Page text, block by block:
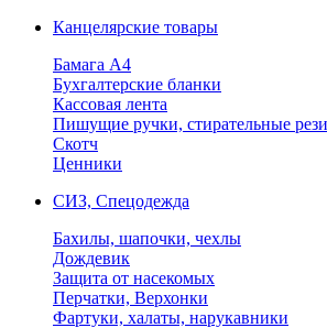
Канцелярские товары
Бамага А4
Бухгалтерские бланки
Кассовая лента
Пишущие ручки, стирательные
Скотч
Ценники
СИЗ, Спецодежда
Бахилы, шапочки, чехлы
Дождевик
Защита от насекомых
Перчатки, Верхонки
Фартуки, халаты, нарукавники